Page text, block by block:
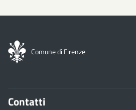
Comune di Firenze
Contatti